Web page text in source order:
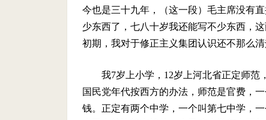
今也是三十九年，（这一段）毛主席没有
少东西了，七八十岁我还能写不少东西，
初期，我对于修正主义集团认识还不那么
我7岁上小学，12岁上河北省正定师范
国民党年代按西方的办法，师范是官费，
钱。正定有两个中学，一个叫第七中学，